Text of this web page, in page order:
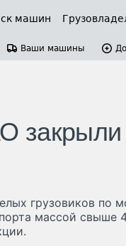
машин
Ваши машины
закрыли
грузовиков по
массой свыше